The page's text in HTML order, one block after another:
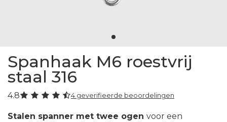
Spanhaak M6 roestvrij
staal 316
4.8 4 geverifieerde beoordelingen
Stalen spanner met twee ogen voor een